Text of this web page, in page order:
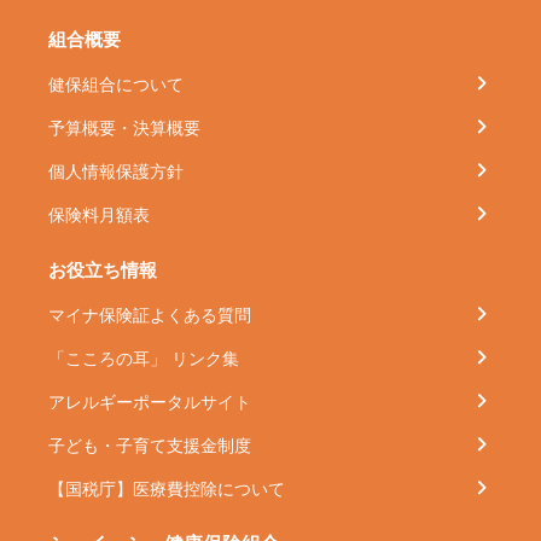
組合概要
健保組合について
予算概要・決算概要
個人情報保護方針
保険料月額表
お役立ち情報
マイナ保険証よくある質問
「こころの耳」 リンク集
アレルギーポータルサイト
子ども・子育て支援金制度
【国税庁】医療費控除について